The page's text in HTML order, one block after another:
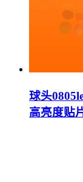
球头
高亮度贴